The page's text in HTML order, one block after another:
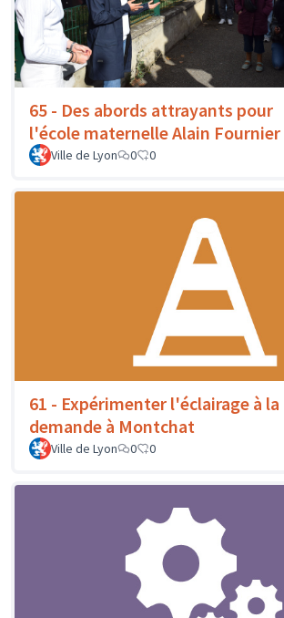
65 - Des abords attrayants pour
l'école maternelle Alain Fournier
Ville de Lyon 0 0
61 - Expérimenter l'éclairage à la
demande à Montchat
Ville de Lyon 0 0